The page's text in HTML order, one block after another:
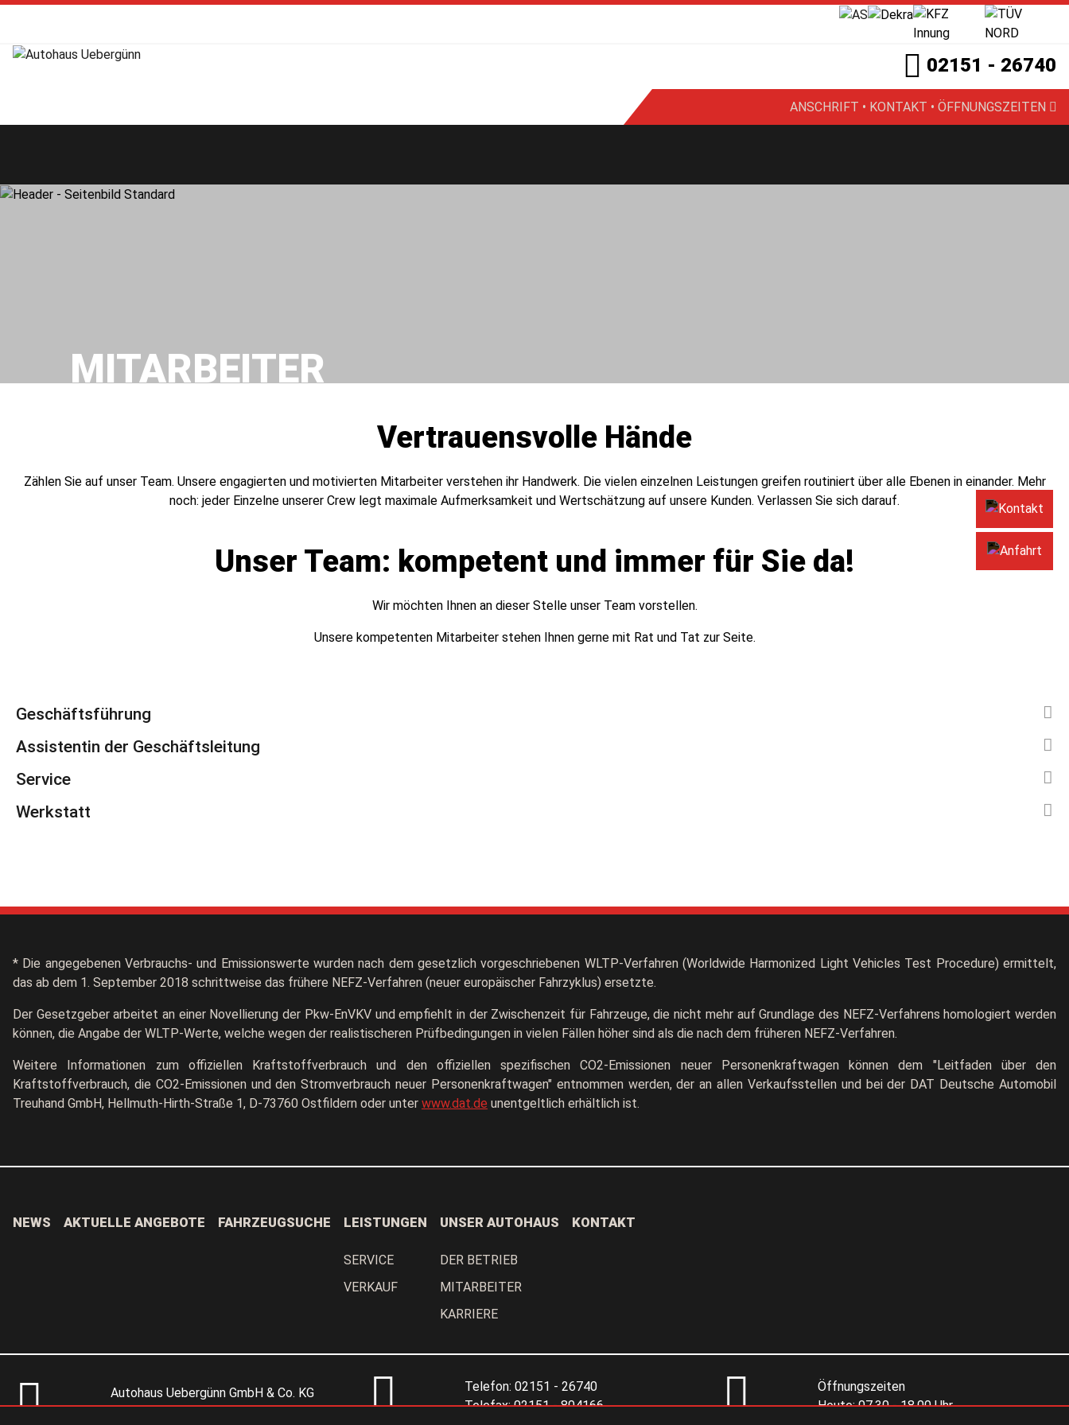
02151 - 26740
ANSCHRIFT • KONTAKT • ÖFFNUNGSZEITEN
MITARBEITER
Vertrauensvolle Hände
Zählen Sie auf unser Team. Unsere engagierten und motivierten Mitarbeiter verstehen ihr Handwerk. Die vielen einzelnen Leistungen greifen routiniert über alle Ebenen in einander. Mehr
noch: jeder Einzelne unserer Crew legt maximale Aufmerksamkeit und Wertschätzung auf unsere Kunden. Verlassen Sie sich darauf.
Unser Team: kompetent und immer für Sie da!
Wir möchten Ihnen an dieser Stelle unser Team vorstellen.
Unsere kompetenten Mitarbeiter stehen Ihnen gerne mit Rat und Tat zur Seite.
Geschäftsführung
Assistentin der Geschäftsleitung
Service
Werkstatt
* Die angegebenen Verbrauchs- und Emissionswerte wurden nach dem gesetzlich vorgeschriebenen WLTP-Verfahren (Worldwide Harmonized Light Vehicles Test Procedure) ermittelt,
das ab dem 1. September 2018 schrittweise das frühere NEFZ-Verfahren (neuer europäischer Fahrzyklus) ersetzte.
Der Gesetzgeber arbeitet an einer Novellierung der Pkw-EnVKV und empfiehlt in der Zwischenzeit für Fahrzeuge, die nicht mehr auf Grundlage des NEFZ-Verfahrens homologiert werden
können, die Angabe der WLTP-Werte, welche wegen der realistischeren Prüfbedingungen in vielen Fällen höher sind als die nach dem früheren NEFZ-Verfahren.
Weitere Informationen zum offiziellen Kraftstoffverbrauch und den offiziellen spezifischen CO2-Emissionen neuer Personenkraftwagen können dem "Leitfaden über den
Kraftstoffverbrauch, die CO2-Emissionen und den Stromverbrauch neuer Personenkraftwagen" entnommen werden, der an allen Verkaufsstellen und bei der DAT Deutsche Automobil
Treuhand GmbH, Hellmuth-Hirth-Straße 1, D-73760 Ostfildern oder unter www.dat.de unentgeltlich erhältlich ist.
NEWS AKTUELLE ANGEBOTE FAHRZEUGSUCHE LEISTUNGEN
SERVICE
VERKAUF
UNSER AUTOHAUS
DER BETRIEB
MITARBEITER
KARRIERE
KONTAKT
Autohaus Uebergünn GmbH & Co. KG
Uerdinger Str. 73
Telefon: 02151 - 26740
Telefax:02151 - 804166
Öffnungszeiten
Heute:07.30 - 18.00 Uhr